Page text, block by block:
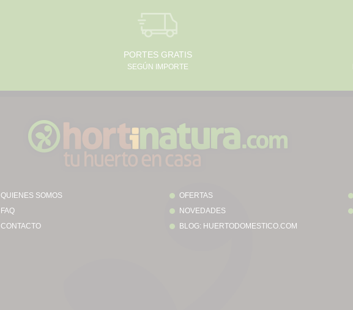
PORTES GRATIS
SEGÚN IMPORTE
QUIENES SOMOS
FAQ
CONTACTO
OFERTAS
NOVEDADES
BLOG: HUERTODOMESTICO.COM